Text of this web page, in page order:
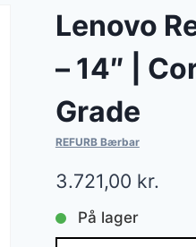
Lenovo
– 14″ |
Grade
REFURB Bærbar
3.721,00 kr.
På lager